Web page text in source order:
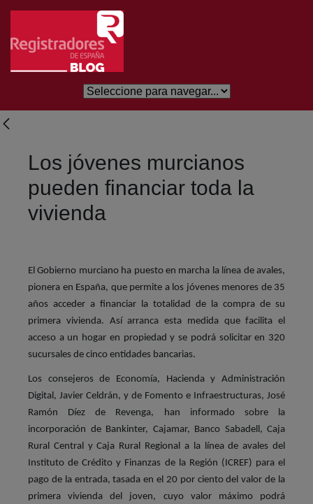
Saltar al contenido principal
Los jóvenes murcianos
pueden financiar toda la
vivienda
El Gobierno murciano ha puesto en marcha la línea de avales,
pionera en España, que permite a los jóvenes menores de 35
años acceder a financiar la totalidad de la compra de su
primera vivienda. Así arranca esta medida que facilita el
acceso a un hogar en propiedad y se podrá solicitar en 320
sucursales de cinco entidades bancarias.
Los consejeros de Economía, Hacienda y Administración
Digital, Javier Celdrán, y de Fomento e Infraestructuras, José
Ramón Díez de Revenga, han informado sobre la
incorporación de Bankinter, Cajamar, Banco Sabadell, Caja
Rural Central y Caja Rural Regional a la línea de avales del
Instituto de Crédito y Finanzas de la Región (ICREF) para el
pago de la entrada, tasada en el 20 por ciento del valor de la
primera vivienda del joven, cuyo valor máximo podrá